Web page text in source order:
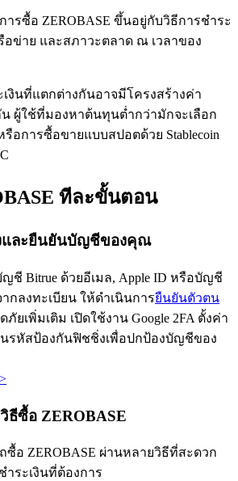
รสร้างรายได้แบบพาสซีฟ
รซื้อ ZEROBASE ขึ้นอยู่กับวิธีการชำระ
อข่าย และสภาวะตลาด ณ เวลาของ
เงินที่แตกต่างกันอาจมีโครงสร้างค่า
ผู้ใช้ที่มองหาต้นทุนต่ำกว่ามักจะเลือก
อการซื้อขายแบบสปอตด้วย Stablecoin
ทีละขั้นตอน
และยืนยันบัญชีของคุณ
ชี Bitrue ด้วยอีเมล, Apple ID หรือบัญชี
กลงทะเบียน ให้ดำเนินการยืนยันตัวตน
ยเพิ่มเติม เปิดใช้งาน Google 2FA ตั้งค่า
านรหัสป้องกันฟิชชิ่งเพื่อปกป้องบัญชีของ
>
วิธีซื้อ ZEROBASE
ซื้อ ZEROBASE ผ่านหลายวิธีที่สะดวก
ระเงินที่ต้องการ